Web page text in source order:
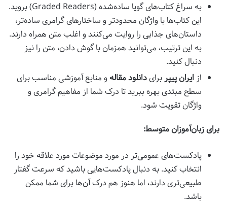
به سراغ کتاب‌های گویا ساده‌شده (Graded Readers) بروید.
این کتاب‌ها با واژگان محدودتر و ساختارهای گرامری ساده‌تر،
داستان‌های جذابی را روایت می‌کنند و اغلب متن همراه دارند.
به این ترتیب، می‌توانید همزمان با گوش دادن، متن را نیز
دنبال کنید.
از ایران پیپربرایدانلود مقالهو منابع آموزشی مناسب برای
سطح مبتدی بهره ببرید تا درک شما از مفاهیم گرامری و
واژگان تقویت شود.
برای زبان‌آموزان متوسط:
پادکست‌های عمومی‌تر در مورد موضوعات مورد علاقه خود را
انتخاب کنید. به دنبال پادکست‌هایی باشید که سرعت گفتار
طبیعی‌تری دارند، اما هنوز هم درک آن‌ها برای شما ممکن
باشد.